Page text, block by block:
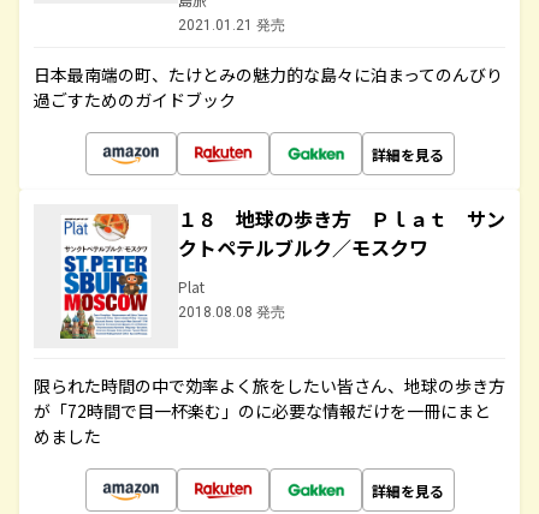
2021.01.21 発売
日本最南端の町、たけとみの魅力的な島々に泊まってのんびり
過ごすためのガイドブック
詳細を見る
１８ 地球の歩き方 Ｐｌａｔ サン
クトペテルブルク／モスクワ
Plat
2018.08.08 発売
限られた時間の中で効率よく旅をしたい皆さん、地球の歩き方
が「72時間で目一杯楽む」のに必要な情報だけを一冊にまと
めました
詳細を見る